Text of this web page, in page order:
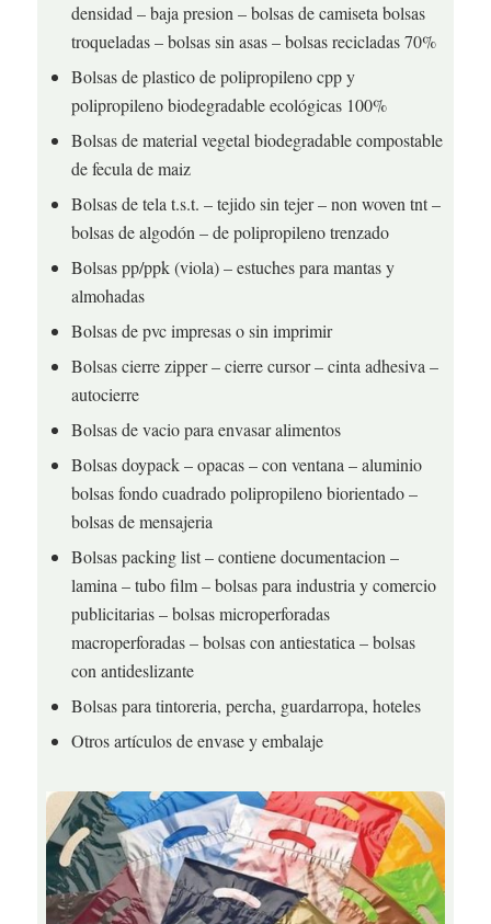
densidad – baja presion – bolsas de camiseta bolsas
troqueladas – bolsas sin asas – bolsas recicladas 70%
Bolsas de plastico de polipropileno cpp y
polipropileno biodegradable ecológicas 100%
Bolsas de material vegetal biodegradable compostable
de fecula de maiz
Bolsas de tela t.s.t. – tejido sin tejer – non woven tnt –
bolsas de algodón – de polipropileno trenzado
Bolsas pp/ppk (viola) – estuches para mantas y
almohadas
Bolsas de pvc impresas o sin imprimir
Bolsas cierre zipper – cierre cursor – cinta adhesiva –
autocierre
Bolsas de vacio para envasar alimentos
Bolsas doypack – opacas – con ventana – aluminio
bolsas fondo cuadrado polipropileno biorientado –
bolsas de mensajeria
Bolsas packing list – contiene documentacion –
lamina – tubo film – bolsas para industria y comercio
publicitarias – bolsas microperforadas
macroperforadas – bolsas con antiestatica – bolsas
con antideslizante
Bolsas para tintoreria, percha, guardarropa, hoteles
Otros artículos de envase y embalaje